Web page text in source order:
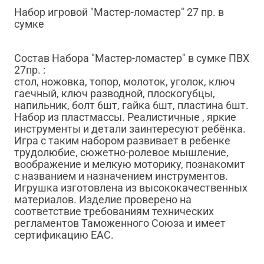
Набор игровой "Мастер-ломастер" 27 пр. в
сумке
Состав Набора "Мастер-ломастер" в сумке ПВХ
27пр. :
стол, ножовка, топор, молоток, уголок, ключ
гаечный, ключ разводной, плоскогубцы,
напильник, болт 6шт, гайка 6шт, пластина 6шт.
Набор из пластмассы. Реалистичные , яркие
инструменты и детали заинтересуют ребёнка.
Игра с таким набором развивает в ребенке
трудолюбие, сюжетно-ролевое мышление,
воображение и мелкую моторику, познакомит
с названием и назначением инструментов.
Игрушка изготовлена из высококачественных
материалов. Изделие проверено на
соответствие требованиям технических
регламентов Таможенного Союза и имеет
сертификацию ЕАС.